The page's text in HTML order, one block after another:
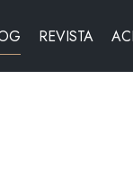
REVISTA